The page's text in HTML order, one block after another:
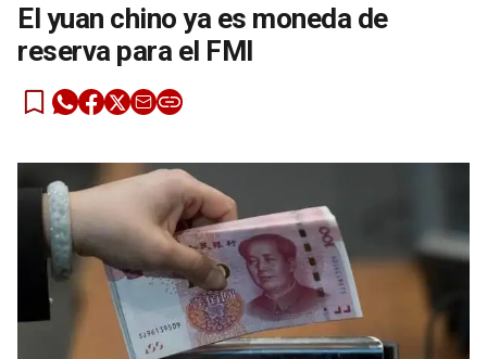
El yuan chino ya es moneda de
reserva para el FMI